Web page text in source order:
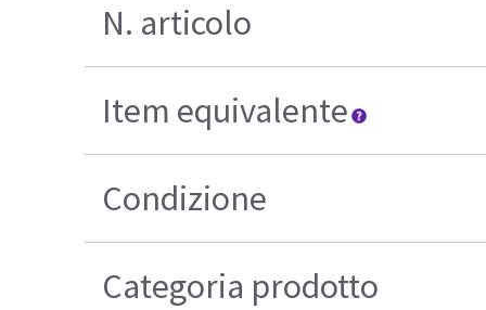
N. articolo
Item equivalente
Condizione
Categoria prodotto